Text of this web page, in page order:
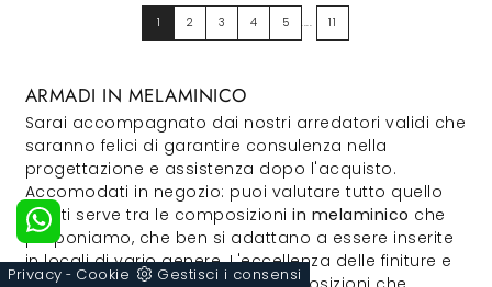
1 2 3 4 5 .... 11
ARMADI IN MELAMINICO
Sarai accompagnato dai nostri arredatori validi che
saranno felici di garantire consulenza nella
progettazione e assistenza dopo l'acquisto.
Accomodati in negozio: puoi valutare tutto quello
che ti serve tra le composizioni in melaminico che
proponiamo, che ben si adattano a essere inserite
in locali di vario genere. L'eccellenza delle finiture e
Privacy - Cookie Gestisci i consensi